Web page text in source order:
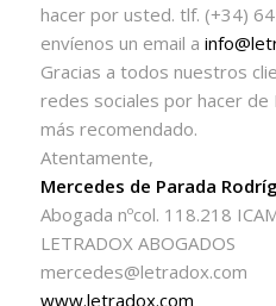
hacer por usted. tlf. (+34)
envíenos un email a
Gracias a todos nuestros
redes sociales por hacer de
más recomendado.
Atentamente,
Mercedes de Parada
Abogada nºcol. 118.218
LETRADOX ABOGADOS
mercedes@letradox.com
www.letradox.com